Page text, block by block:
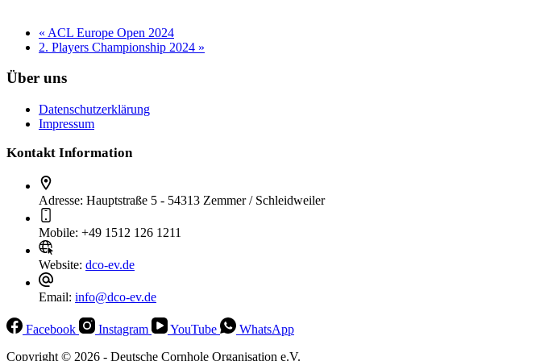
« ACL Europe Open 2024
2. Players Championship 2024 »
Über uns
Datenschutzerklärung
Impressum
Kontakt Information
Adresse: Hauptstraße 5 - 54313 Zemmer / Schleidweiler
Mobile: +49 1512 126 1211
Website: dco-ev.de
Email: info@dco-ev.de
Facebook Instagram YouTube
WhatsApp
Copyright © 2026 - Deutsche Cornhole Organisation e.V.